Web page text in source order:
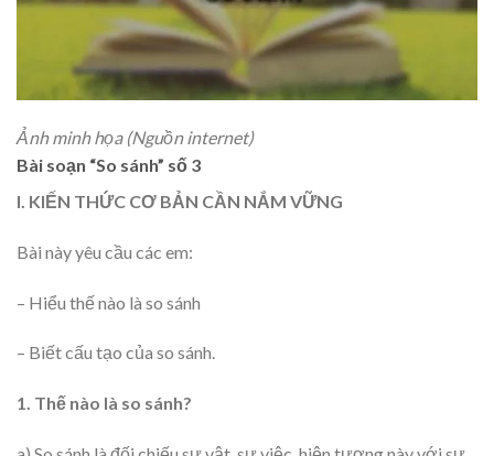
Ảnh minh họa (Nguồn internet)
Bài soạn “So sánh” số 3
I. KIẾN THỨC CƠ BẢN CẦN NẮM VỮNG
Bài này yêu cầu các em:
– Hiểu thế nào là so sánh
– Biết cấu tạo của so sánh.
1. Thế nào là so sánh?